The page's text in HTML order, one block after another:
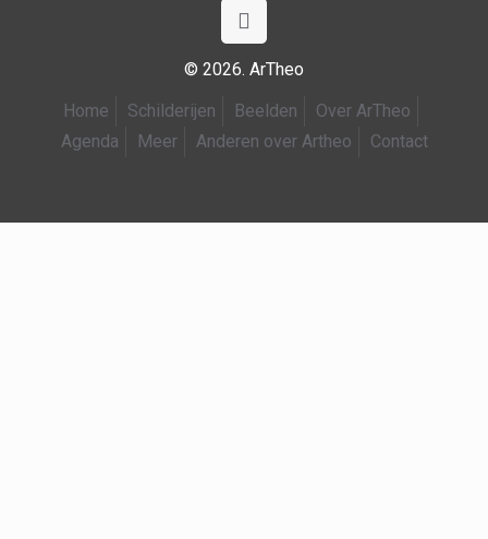
© 2026. ArTheo
Home
Schilderijen Beelden
Over ArTheo
Agenda
Meer Anderen over Artheo Contact